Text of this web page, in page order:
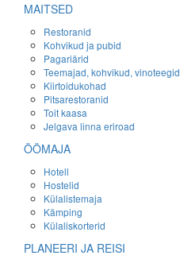
MAITSED
Restoranid
Kohvikud ja pubid
Pagariärid
Teemajad, kohvikud, vinoteegid
Kiirtoidukohad
Pitsarestoranid
Toit kaasa
Jelgava linna eriroad
ÖÖMAJA
Hotell
Hostelid
Külalistemaja
Kämping
Külaliskorterid
PLANEERI JA REISI